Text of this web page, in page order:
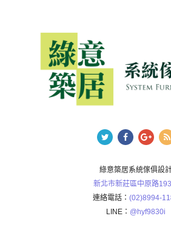
綠意築居系統傢俱設
新北市新莊區中原路
連絡電話： (02)8994-
LINE： @hyf9830i